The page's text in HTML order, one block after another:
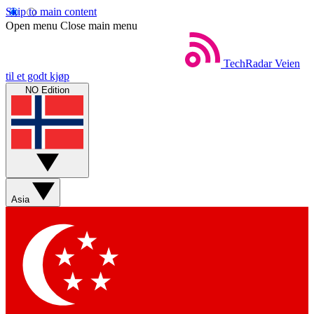
Skip to main content
Open menu Close main menu
TechRadar Veien
til et godt kjøp
NO Edition
Asia